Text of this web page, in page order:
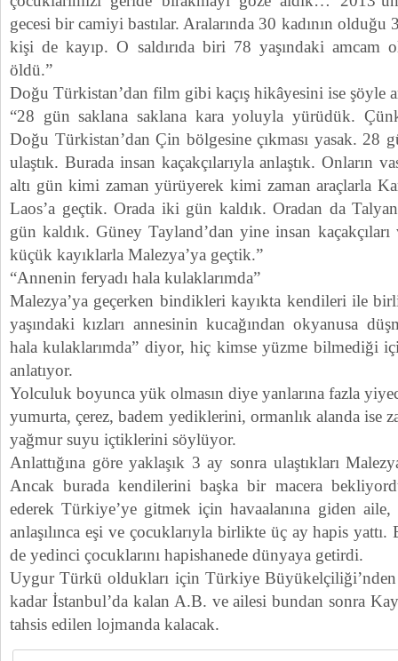
gecesi bir camiyi bastılar. Aralarında 30 kadının
kişi de kayıp. O saldırıda biri 78 yaşındaki amcam
öldü.”
Doğu Türkistan’dan film gibi kaçış hikâyesini ise şöyle
“28 gün saklana saklana kara yoluyla yürüdük.
Doğu Türkistan’dan Çin bölgesine çıkması yasak. 28
ulaştık. Burada insan kaçakçılarıyla anlaştık. Onların
altı gün kimi zaman yürüyerek kimi zaman araçlarla
Laos’a geçtik. Orada iki gün kaldık. Oradan da
gün kaldık. Güney Tayland’dan yine insan kaçakçıları
küçük kayıklarla Malezya’ya geçtik.”
“Annenin feryadı hala kulaklarımda”
Malezya’ya geçerken bindikleri kayıkta kendileri ile
yaşındaki kızları annesinin kucağından okyanusa
hala kulaklarımda” diyor, hiç kimse yüzme bilmediği
anlatıyor.
Yolculuk boyunca yük olmasın diye yanlarına fazla
yumurta, çerez, badem yediklerini, ormanlık alanda ise
yağmur suyu içtiklerini söylüyor.
Anlattığına göre yaklaşık 3 ay sonra ulaştıkları
Ancak burada kendilerini başka bir macera
ederek Türkiye’ye gitmek için havaalanına giden
anlaşılınca eşi ve çocuklarıyla birlikte üç ay hapis
de yedinci çocuklarını hapishanede dünyaya getirdi.
Uygur Türkü oldukları için Türkiye
kadar İstanbul’da kalan A.B. ve ailesi bundan sonra
tahsis edilen lojmanda kalacak.